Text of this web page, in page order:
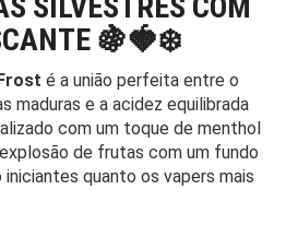
🍇🍓❄️
é a união perfeita entre o
maduras e a acidez equilibrada
com um toque de menthol
de frutas com um fundo
quanto os vapers mais